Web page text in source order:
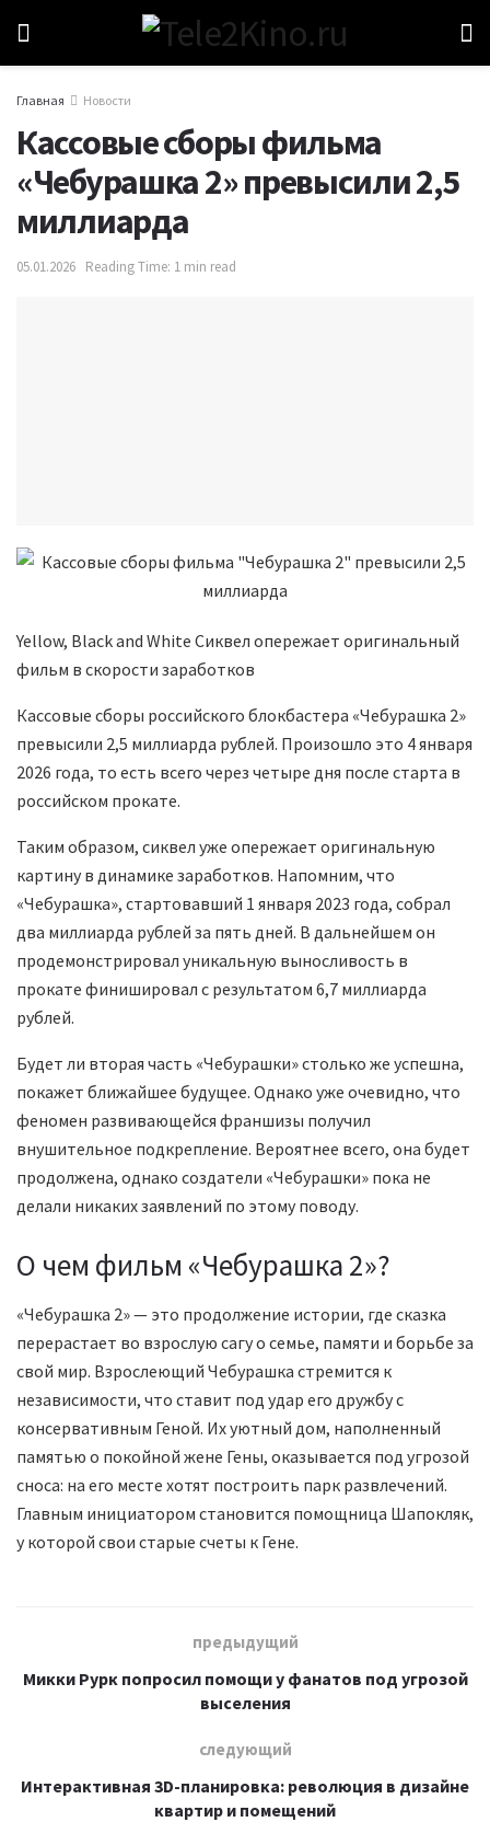
Главная Новости
Кассовые сборы фильма
«Чебурашка 2» превысили 2,5
миллиарда
05.01.2026 Reading Time: 1 min read
Yellow, Black and White Сиквел опережает оригинальный
фильм в скорости заработков
Кассовые сборы российского блокбастера «Чебурашка 2»
превысили 2,5 миллиарда рублей. Произошло это 4 января
2026 года, то есть всего через четыре дня после старта в
российском прокате.
Таким образом, сиквел уже опережает оригинальную
картину в динамике заработков. Напомним, что
«Чебурашка», стартовавший 1 января 2023 года, собрал
два миллиарда рублей за пять дней. В дальнейшем он
продемонстрировал уникальную выносливость в
прокате финишировал с результатом 6,7 миллиарда
рублей.
Будет ли вторая часть «Чебурашки» столько же успешна,
покажет ближайшее будущее. Однако уже очевидно, что
феномен развивающейся франшизы получил
внушительное подкрепление. Вероятнее всего, она будет
продолжена, однако создатели «Чебурашки» пока не
делали никаких заявлений по этому поводу.
О чем фильм «Чебурашка 2»?
«Чебурашка 2» — это продолжение истории, где сказка
перерастает во взрослую сагу о семье, памяти и борьбе за
свой мир. Взрослеющий Чебурашка стремится к
независимости, что ставит под удар его дружбу с
консервативным Геной. Их уютный дом, наполненный
памятью о покойной жене Гены, оказывается под угрозой
сноса: на его месте хотят построить парк развлечений.
Главным инициатором становится помощница Шапокляк,
у которой свои старые счеты к Гене.
предыдущий
Микки Рурк попросил помощи у фанатов под угрозой
выселения
следующий
Интерактивная 3D-планировка: революция в дизайне
квартир и помещений